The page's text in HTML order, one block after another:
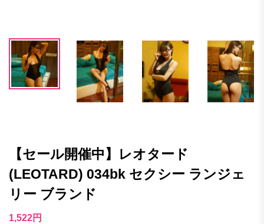
【セール開催中】レオタード
(LEOTARD) 034bk セクシー ランジェ
リー ブランド
1,522円